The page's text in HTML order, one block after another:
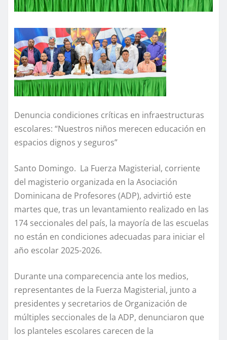
Denuncia condiciones críticas en infraestructuras
escolares: “Nuestros niños merecen educación en
espacios dignos y seguros”
Santo Domingo. La Fuerza Magisterial, corriente
del magisterio organizada en la Asociación
Dominicana de Profesores (ADP), advirtió este
martes que, tras un levantamiento realizado en las
174 seccionales del país, la mayoría de las escuelas
no están en condiciones adecuadas para iniciar el
año escolar 2025-2026.
Durante una comparecencia ante los medios,
representantes de la Fuerza Magisterial, junto a
presidentes y secretarios de Organización de
múltiples seccionales de la ADP, denunciaron que
los planteles escolares carecen de la